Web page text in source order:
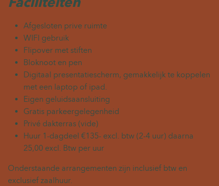
Afgesloten prive ruimte
WIFI gebruik
Flipover met stiften
Bloknoot en pen
Digitaal presentatiescherm, gemakkelijk te koppelen
met een laptop of ipad.
Eigen geluidsaansluiting
Gratis parkeergelegenheid
Privé dakterras (vide)
Huur 1-dagdeel €135- excl. btw (2-4 uur) daarna
25,00 excl. Btw per uur
Onderstaande arrangementen zijn inclusief btw en
exclusief zaalhuur.